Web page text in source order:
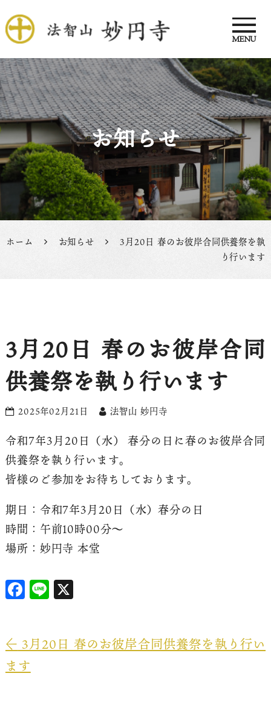
法智山 妙円寺
MENU
お知らせ
ホーム お知らせ
3月20日 春のお彼岸合同供養祭を執
り行います
3月20日 春のお彼岸合同
供養祭を執り行います
2025年02月21日 法智山 妙円寺
令和7年3月20日（水） 春分の日に春のお彼岸合同
供養祭を執り行います。
皆様のご参加をお待ちしております。
期日：令和7年3月20日（水）春分の日
時間：午前10時00分〜
場所：妙円寺 本堂
F
a
b
o
Li
n
X
← 3月20日 春のお彼岸合同供養祭を執り行い
ます